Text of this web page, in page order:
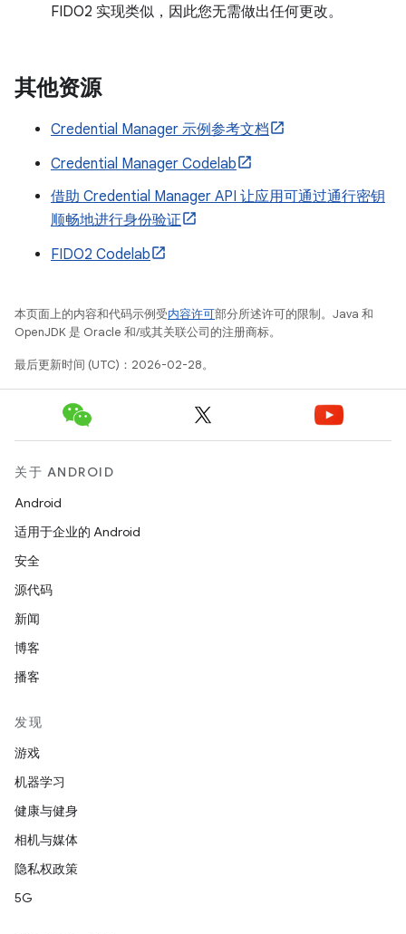
FIDO2 实现类似，因此您无需做出任何更改。
其他资源
Credential Manager 示例参考文档
Credential Manager Codelab
借助 Credential Manager API 让应用可通过通行密钥
顺畅地进行身份验证
FIDO2 Codelab
本页面上的内容和代码示例受内容许可部分所述许可的限制。Java 和
OpenJDK 是 Oracle 和/或其关联公司的注册商标。
最后更新时间 (UTC)：2026-02-28。
关于 ANDROID
Android
适用于企业的 Android
安全
源代码
新闻
博客
播客
发现
游戏
机器学习
健康与健身
相机与媒体
隐私权政策
5G